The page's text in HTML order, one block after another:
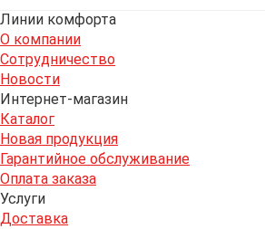
Линии комфорта
О компании
Сотрудничество
Новости
Интернет-магазин
Каталог
Новая продукция
Гарантийное обслуживание
Оплата заказа
Услуги
Доставка